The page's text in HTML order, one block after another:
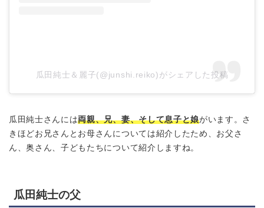
瓜田純士＆麗子(@junshi.reiko)がシェアした投稿
瓜田純士さんには両親、兄、妻、そして息子と娘がいます。さ
きほどお兄さんとお母さんについては紹介したため、お父さ
ん、奥さん、子どもたちについて紹介しますね。
瓜田純士の父